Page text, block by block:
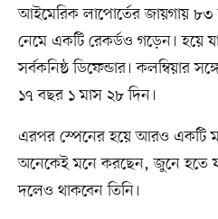
আইমেরিক লাপোর্তের জায়গায় ৮৩
নেমে একটি রেকর্ডও গড়েন। হয়ে
সর্বকনিষ্ঠ ডিফেন্ডার। কলম্বিয়ার
১৭ বছর ১ মাস ২৮ দিন।
এরপর স্পেনের হয়ে আরও একটি
অনেকেই মনে করছেন, জুনে হতে
দলেও থাকবেন তিনি।